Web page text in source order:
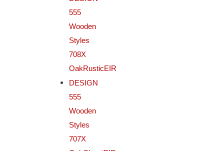
555
Wooden
Styles
708X
OakRusticEIR
DESIGN
555
Wooden
Styles
707X